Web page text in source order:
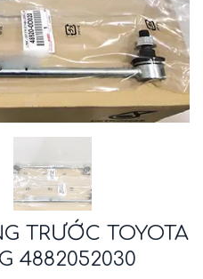
TRƯỚC TOYOTA
4882052030